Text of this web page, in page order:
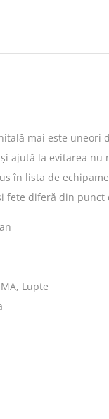
mai este uneori
ajută la evitarea
în lista de
fete diferă din punct
Lupte